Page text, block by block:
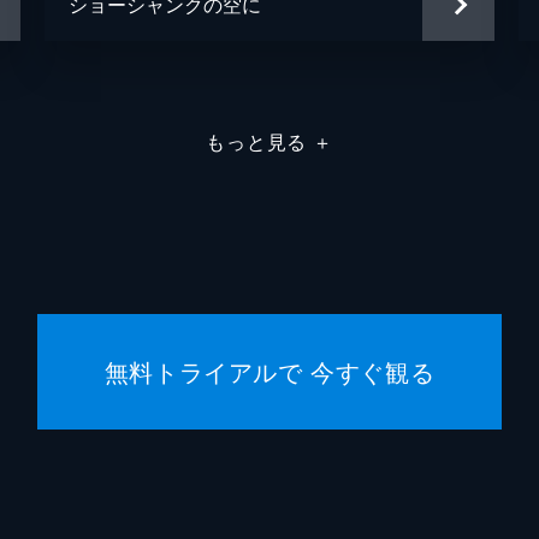
もっと見る ＋
無料トライアルで 今すぐ観る